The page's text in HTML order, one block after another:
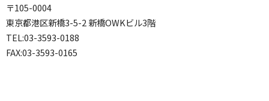
〒105-0004
東京都港区新橋3-5-2 新橋OWKビル3階
TEL:03-3593-0188
FAX:03-3593-0165